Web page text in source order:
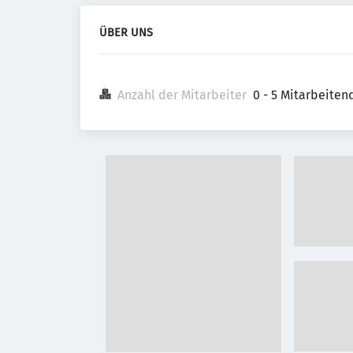
ÜBER UNS
Anzahl der Mitarbeiter 0 - 5